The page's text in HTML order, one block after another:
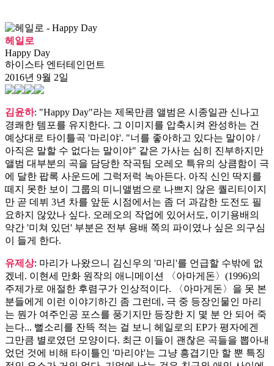
헤일로
Happy Day
하이스타 엔터테인먼트
2016년 9월 2일
김윤하: "Happy Day"라는 제목만큼 앨범은 시종일관 신나고
경쾌한 템포를 유지한다. 그 이미지를 압축시켜 완성하는 건
예상대로 타이틀곡 '마리야'. "너를 좋아하고 있다는 말이야 /
아직은 말할 수 없다는 말이야" 같은 가사는 심히 진부하지만
앨범 대부분의 곡을 담당한 작곡팀 오레오 특유의 상큼함이 극
에 달한 팝록 사운드에 그럭저럭 녹아든다. 아직 신인 딱지를
떼지 못한 보이 그룹의 미니앨범으로 나쁘지 않은 퀄리티이지
만 곧 데뷔 3년 차를 앞둔 시점에서는 좀 더 과감한 도전도 필
요하지 않았나 싶다. 오레오의 작업에 있어서도, 이기용배의
약간 '미쳐 있던' 부분은 전부 용배 쪽의 파이였나 싶은 의구심
이 들게 한다.
유제상: 마리가 나왔으니 김신우의 '마리'를 언급할 수밖에 없
겠네. 이현세 만화 원작의 애니메이션 〈아마게돈〉(1996)의
주제가로 애절한 후렴구가 인상적이다. 〈아마게돈〉을 못 본
분들에게 이런 이야기하긴 좀 그런데, 극 중 등장인물인 마리
는 뭔가 여주인공 포스를 풍기지만 등장한 지 몇 분 안 되어 죽
는다... 뻘소리를 잔뜩 적는 걸 보니 헤일로의 EP가 평자에겐
그만큼 별로였던 모양이다. 최근 이들이 괜찮은 곡들을 뽑아내
었던 것에 비해 타이틀인 '마리야'는 그냥 흥겹기만 할 뿐 특징